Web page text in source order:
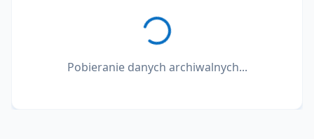
Pobieranie danych archiwalnych...